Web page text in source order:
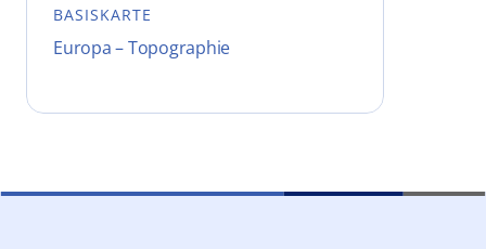
BASISKARTE
Europa – Topographie